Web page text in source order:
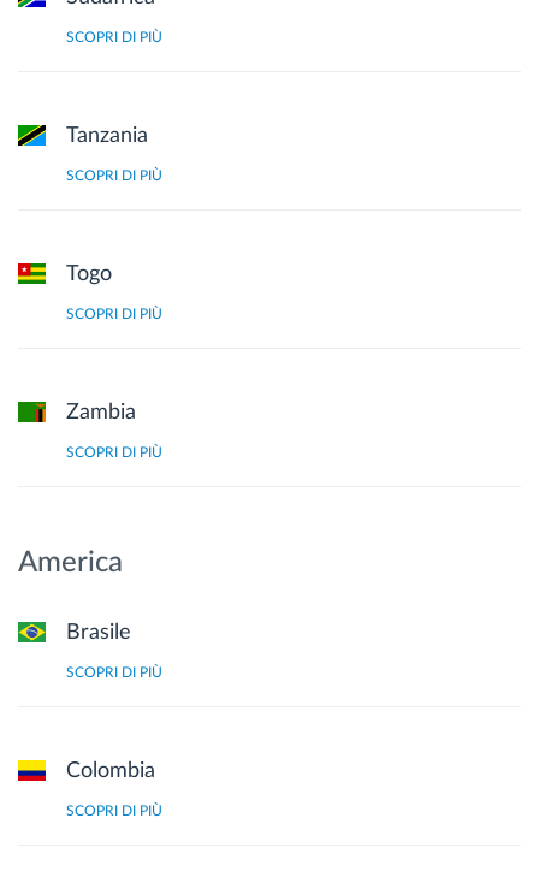
SCOPRI DI PIÙ
Tanzania
SCOPRI DI PIÙ
Togo
SCOPRI DI PIÙ
Zambia
SCOPRI DI PIÙ
America
Brasile
SCOPRI DI PIÙ
Colombia
SCOPRI DI PIÙ